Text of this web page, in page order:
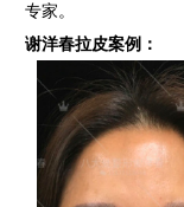
专家。
谢洋春拉皮案例：